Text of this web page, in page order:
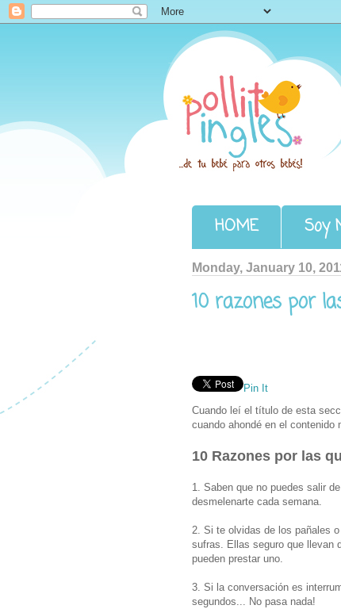
HOME Soy
Monday, January 10,
10 razones por
Pin It
Cuando leí el título de esta
cuando ahondé en el
10 Razones por las
1. Saben que no puedes salir
desmelenarte cada semana.
2. Si te olvidas de los pañales
sufras. Ellas seguro que llevan
pueden prestar uno.
3. Si la conversación es
segundos... No pasa nada!